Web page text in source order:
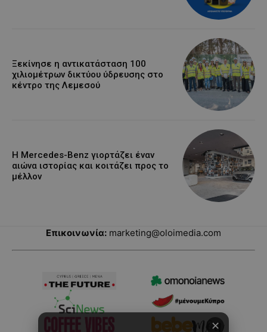
Ξεκίνησε η αντικατάσταση 100
χιλιομέτρων δικτύου ύδρευσης στο
κέντρο της Λεμεσού
Η Mercedes-Benz γιορτάζει έναν
αιώνα ιστορίας και κοιτάζει προς το
μέλλον
Επικοινωνία: marketing@oloimedia.com
✕